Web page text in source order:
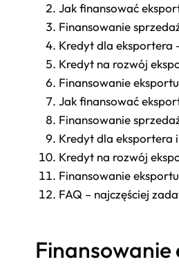
Jak finansować
Finansowanie
Kredyt dla eksportera
Kredyt na rozwój
Finansowanie
Jak finansować
Finansowanie
Kredyt dla eksportera
Kredyt na rozwój
Finansowanie
FAQ – najczęściej
Finansowanie